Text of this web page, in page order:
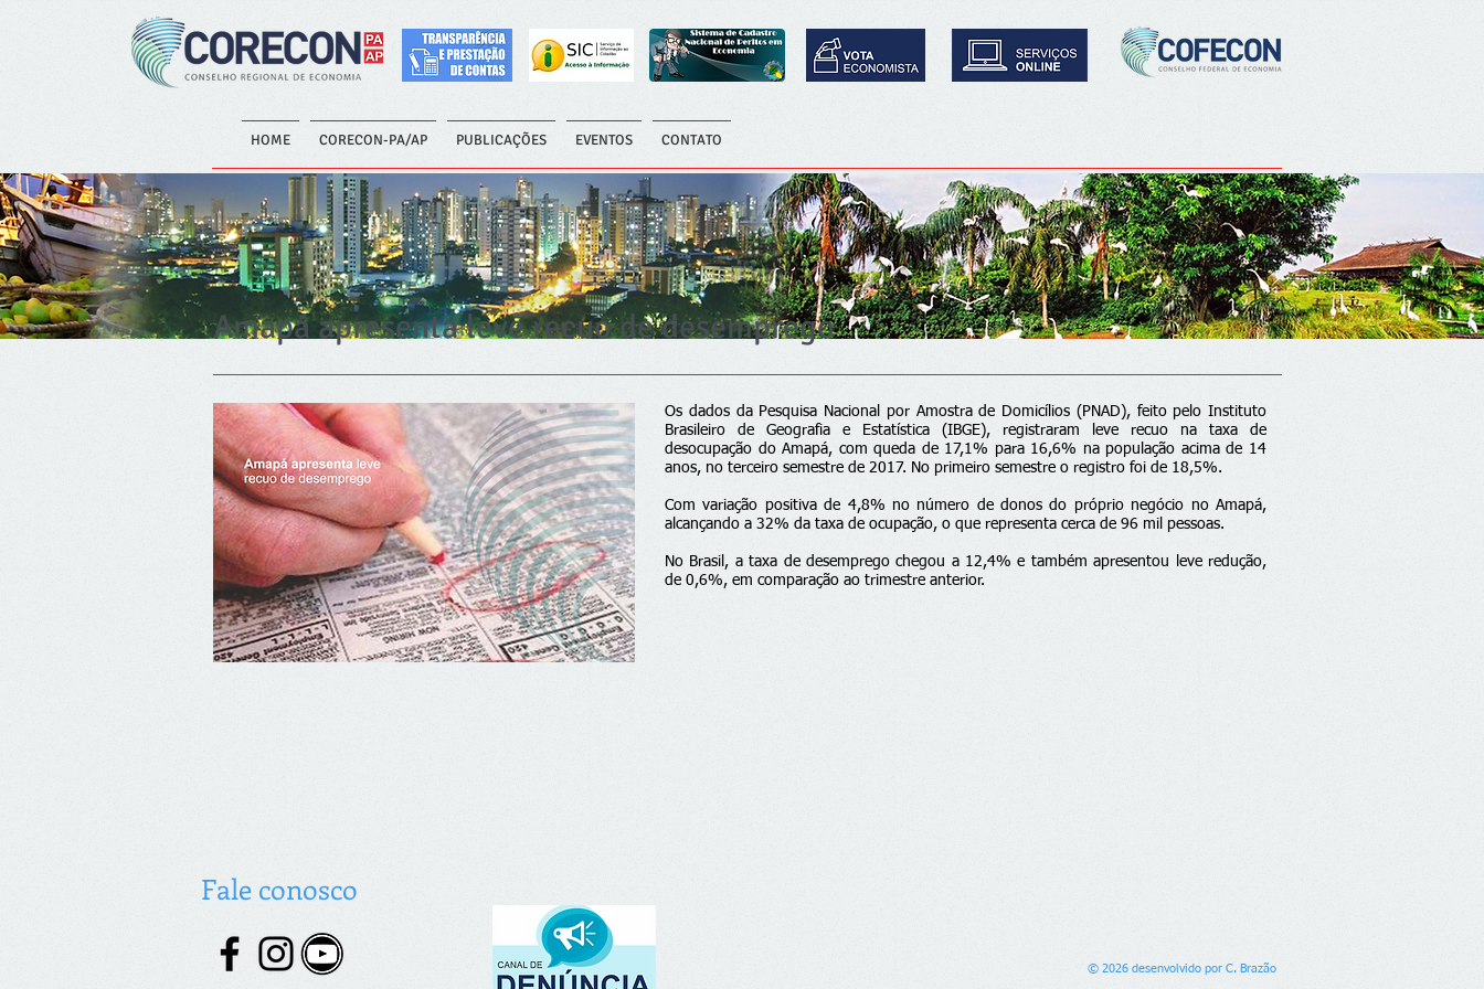
HOME CORECON-PA/AP PUBLICAÇÕES EVENTOS CONTATO
Amapá apresenta leve recuo de desemprego
Os dados da Pesquisa Nacional por Amostra de Domicílios (PNAD), feito pelo Instituto
Brasileiro de Geografia e Estatística (IBGE), registraram leve recuo na taxa de
desocupação do Amapá, com queda de 17,1% para 16,6% na população acima de 14
anos, no terceiro semestre de 2017. No primeiro semestre o registro foi de 18,5%.
Com variação positiva de 4,8% no número de donos do próprio negócio no Amapá,
alcançando a 32% da taxa de ocupação, o que representa cerca de 96 mil pessoas.
No Brasil, a taxa de desemprego chegou a 12,4% e também apresentou leve redução,
de 0,6%, em comparação ao trimestre anterior.
Fale conosco
© 2026 desenvolvido por C. Brazão